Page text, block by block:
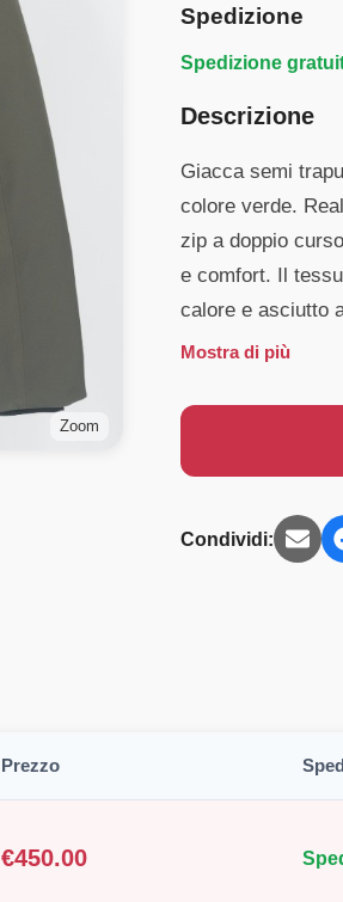
Zoom
Spedizione
Spedizione
Descrizione
Giacca semi
colore verde.
zip a doppio
e comfort. Il
calore e asciutto
Mostra di più
Condividi:
Prezzo
€450.00